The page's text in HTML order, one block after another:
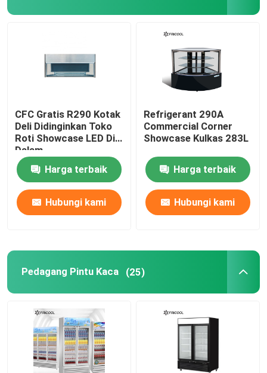
CFC Gratis R290 Kotak
Deli Didinginkan Toko
Roti Showcase LED Di
Dalam
Harga terbaik
Hubungi kami
Refrigerant 290A
Commercial Corner
Showcase Kulkas 283L
Harga terbaik
Hubungi kami
Pedagang Pintu Kaca (25)